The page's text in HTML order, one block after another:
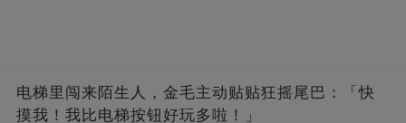
电梯里闯来陌生人，金毛主动贴贴狂摇尾巴：「快
摸我！我比电梯按钮好玩多啦！」